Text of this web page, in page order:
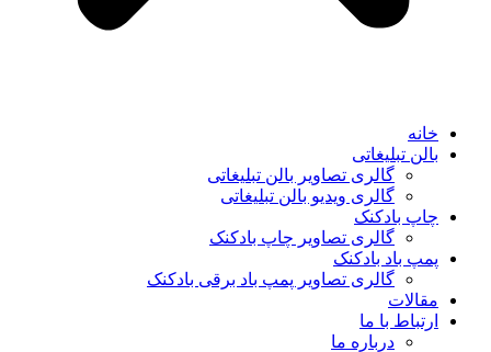
خانه
بالن تبلیغاتی
گالری تصاویر بالن تبلیغاتی
گالری ویدیو بالن تبلیغاتی
چاپ بادکنک
گالری تصاویر چاپ بادکنک
پمپ باد بادکنک
گالری تصاویر پمپ باد برقی بادکنک
مقالات
ارتباط با ما
درباره ما